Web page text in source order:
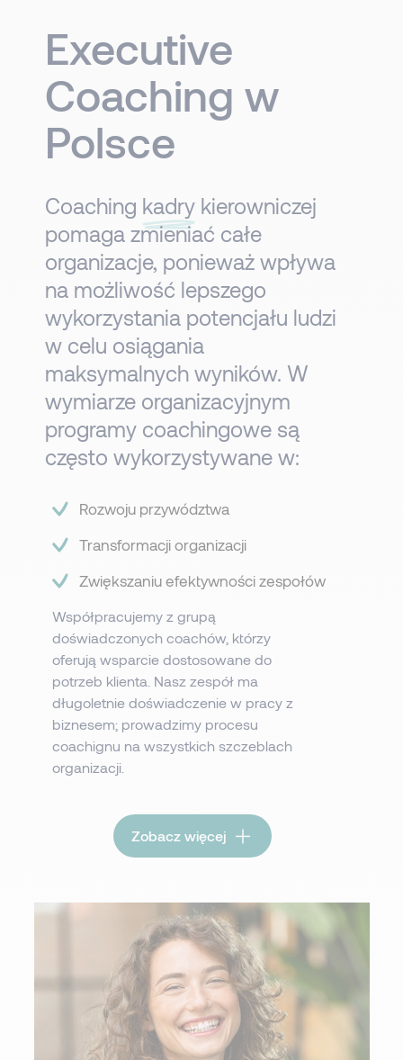
Executive
Coaching w
Polsce
Coaching kadry kierowniczej
pomaga zmieniać całe
organizacje, ponieważ wpływa
na możliwość lepszego
wykorzystania potencjału ludzi
w celu osiągania
maksymalnych wyników. W
wymiarze organizacyjnym
programy coachingowe są
często wykorzystywane w:​​​
Rozwoju przywództwa​​​
Transformacji organizacji
Zwiększaniu efektywności zespołów
Współpracujemy z grupą
doświadczonych coachów, którzy
oferują wsparcie dostosowane do
potrzeb klienta. Nasz zespół ma
długoletnie doświadczenie w pracy z
biznesem; prowadzimy procesu
coachignu na wszystkich szczeblach
organizacji.
Zobacz więcej